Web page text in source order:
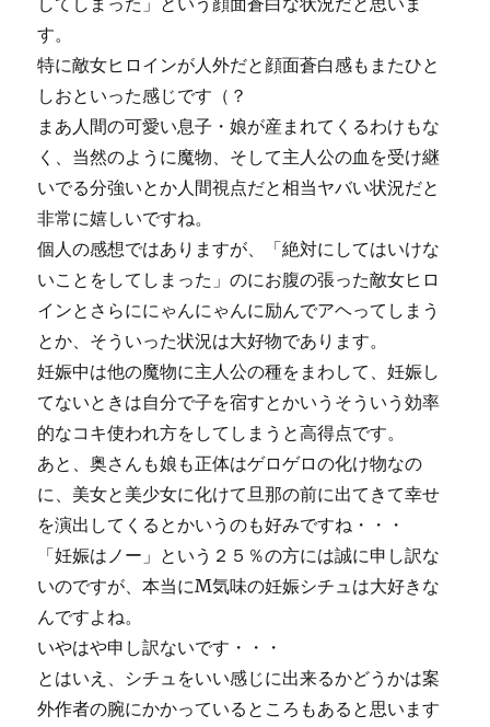
す。
特に敵女ヒロインが人外だと顔面蒼白感もまたひと
しおといった感じです（？
まあ人間の可愛い息子・娘が産まれてくるわけもな
く、当然のように魔物、そして主人公の血を受け継
いでる分強いとか人間視点だと相当ヤバい状況だと
非常に嬉しいですね。
個人の感想ではありますが、「絶対にしてはいけな
いことをしてしまった」のにお腹の張った敵女ヒロ
インとさらににゃんにゃんに励んでアヘってしまう
とか、そういった状況は大好物であります。
妊娠中は他の魔物に主人公の種をまわして、妊娠し
てないときは自分で子を宿すとかいうそういう効率
的なコキ使われ方をしてしまうと高得点です。
あと、奥さんも娘も正体はゲロゲロの化け物なの
に、美女と美少女に化けて旦那の前に出てきて幸せ
を演出してくるとかいうのも好みですね・・・
「妊娠はノー」という２５％の方には誠に申し訳な
いのですが、本当にM気味の妊娠シチュは大好きな
んですよね。
いやはや申し訳ないです・・・
とはいえ、シチュをいい感じに出来るかどうかは案
外作者の腕にかかっているところもあると思います